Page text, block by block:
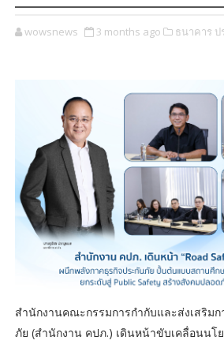
wowsnews 3 months ago ธนาคาร
สำนักงานคณะกรรมการกำกับและส่งเสริม
ภัย (สำนักงาน คปภ.) เดินหน้าขับเคลื่อนนโ